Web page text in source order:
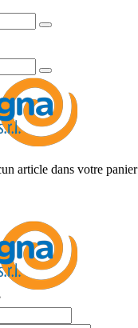
article dans votre panier